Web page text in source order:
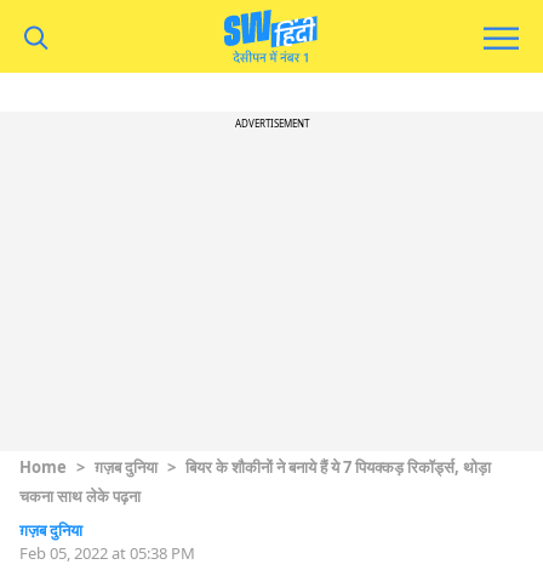
ADVERTISEMENT
Home > ग़ज़ब दुनिया > बियर के शौकीनों ने बनाये हैं ये 7 पियक्कड़ रिकॉर्ड्स, थोड़ा
चकना साथ लेके पढ़ना
ग़ज़ब दुनिया
Feb 05, 2022 at 05:38 PM